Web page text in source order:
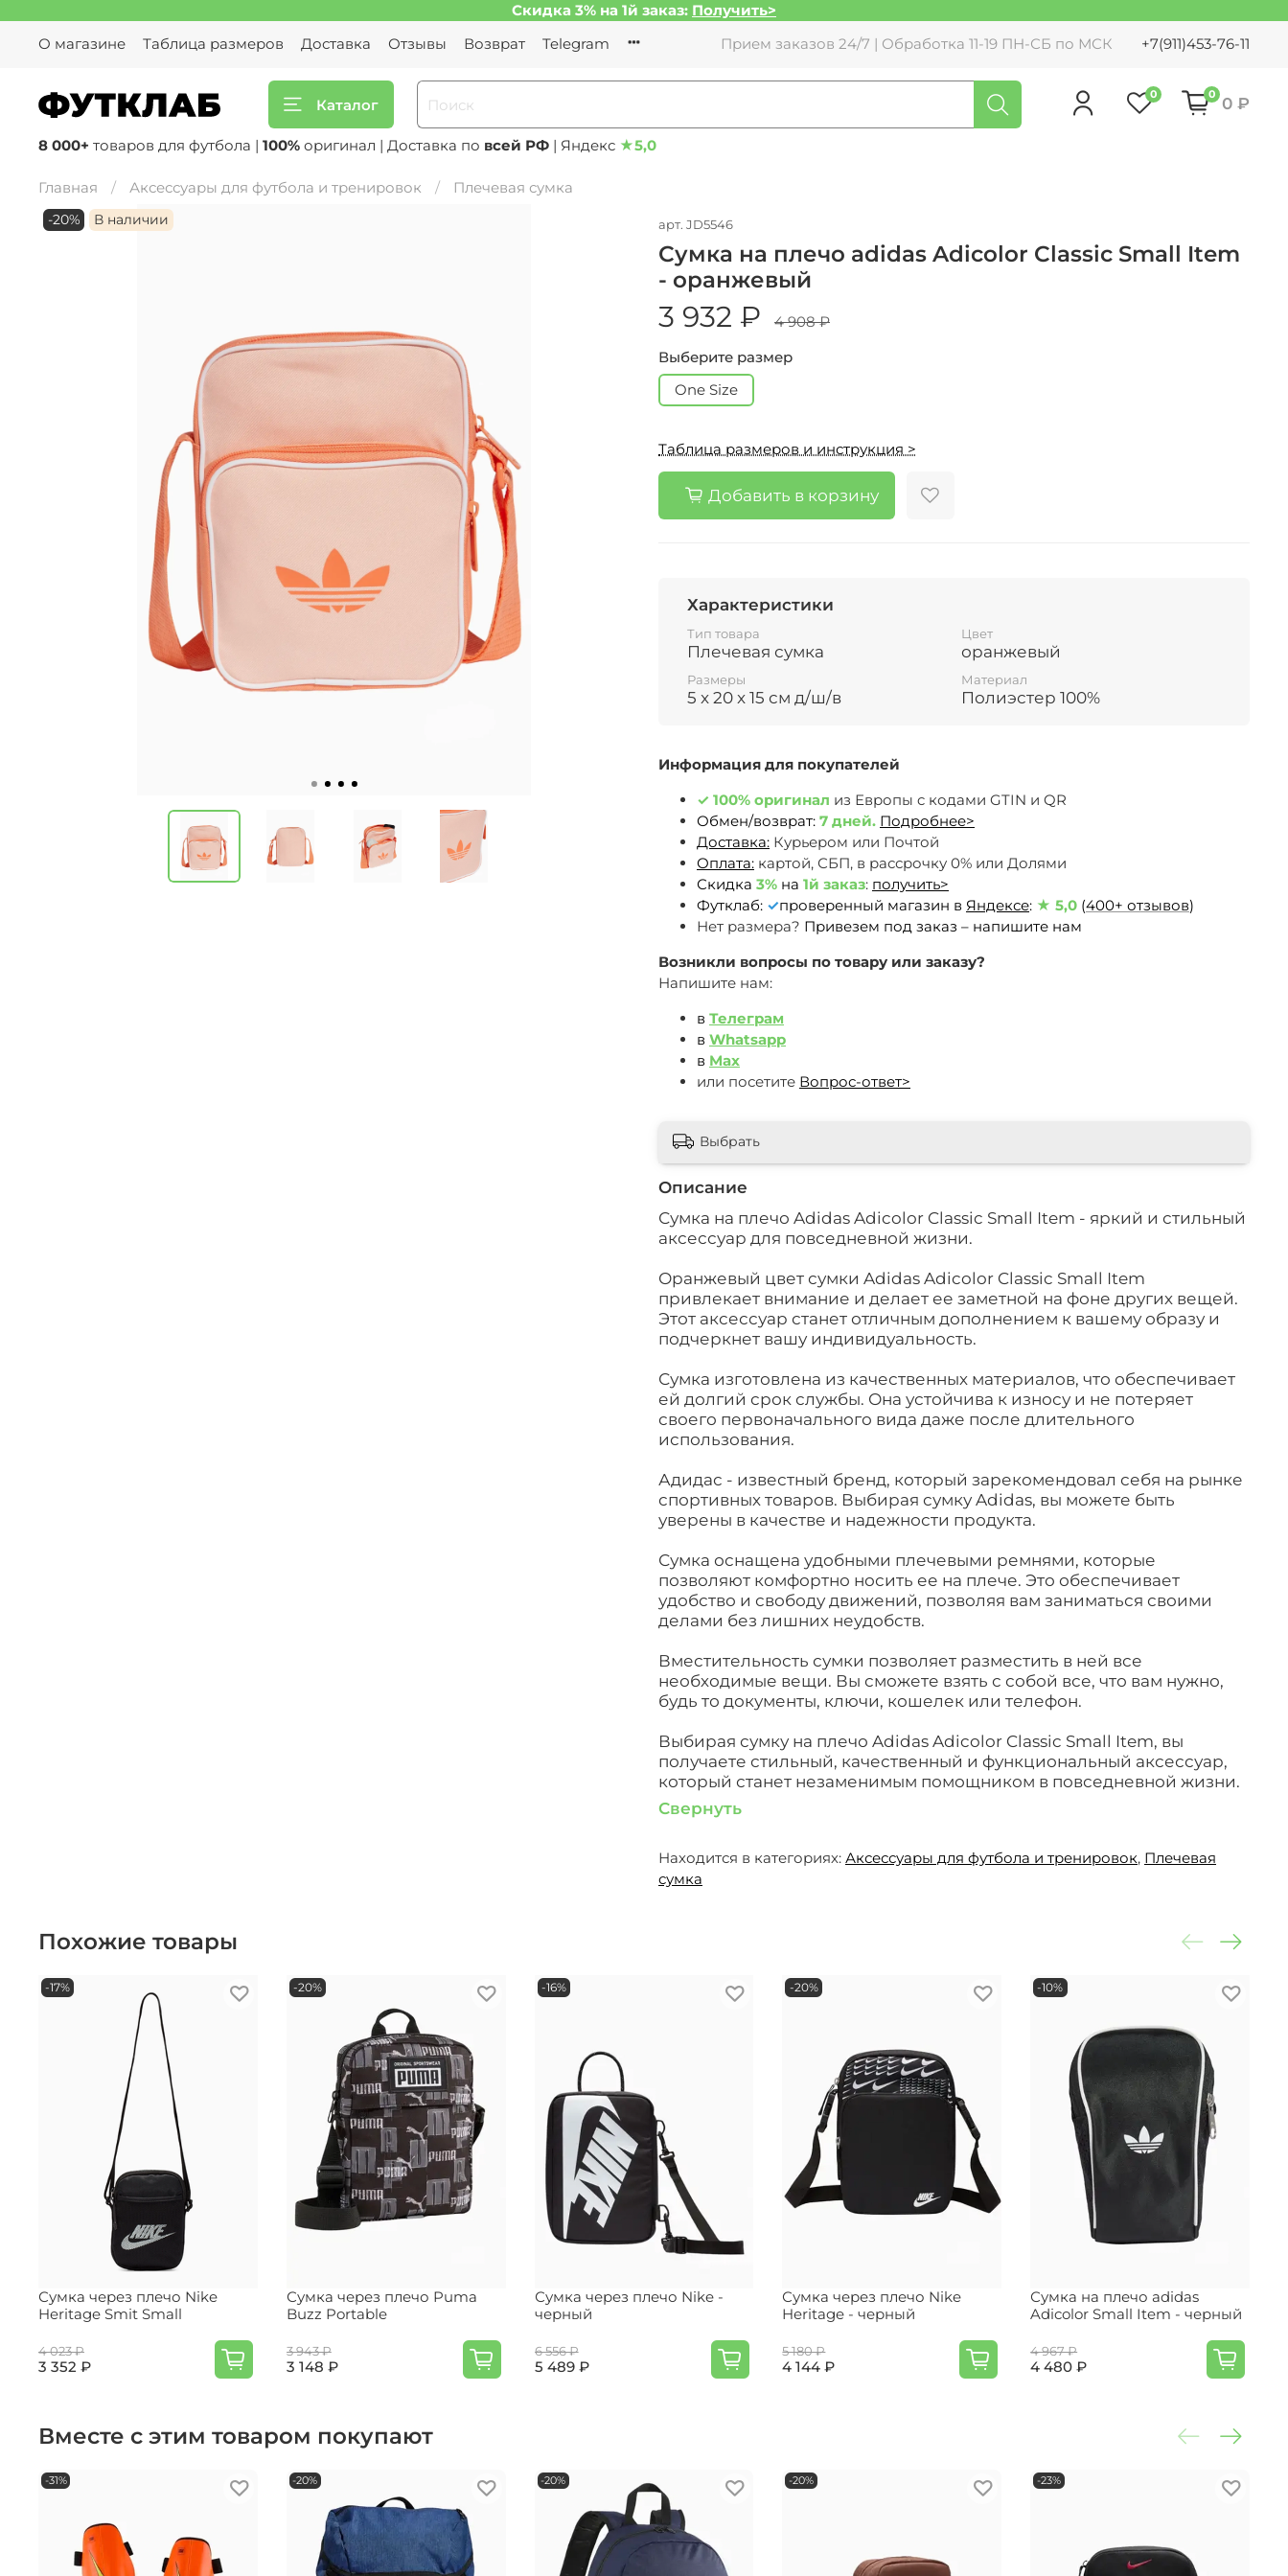
Скидка 3% на 1й заказ: Получить>
О магазине
Таблица размеров Доставка Отзывы Возврат Telegram Прием заказов 24/7 | Обработка 11-19 ПН-СБ по МСК +7(911)453-76-11
Каталог
0 0 0 ₽
8 000+ товаров для футбола | 100% оригинал | Доставка по всей РФ | Яндекс ★5,0
Главная Аксессуары для футбола и тренировок Плечевая сумка
-20% В наличии арт. JD5546
Сумка на плечо adidas Adicolor Classic Small Item
- оранжевый
3 932 ₽
4 908 ₽
Выберите размер
One Size
Таблица размеров и инструкция >
Добавить в корзину
Информация для покупателей
✓ 100% оригинал из Европы c кодами GTIN и QR
Обмен/возврат: 7 дней. Подробнее>
Доставка: Курьером или Почтой
Оплата: картой, СБП, в рассрочку 0% или Долями
Скидка 3% на 1й заказ: получить>
Футклаб: ✓проверенный магазин в Яндексе: ★ 5,0 (400+ отзывов)
Нет размера? Привезем под заказ – напишите нам
Возникли вопросы по товару или заказу?
Напишите нам:
в Телеграм
в Whatsapp
в Max
или посетите Вопрос-ответ>
Описание
Сумка на плечо Adidas Adicolor Classic Small Item - яркий и стильный
аксессуар для повседневной жизни.
Оранжевый цвет сумки Adidas Adicolor Classic Small Item
привлекает внимание и делает ее заметной на фоне других вещей.
Этот аксессуар станет отличным дополнением к вашему образу и
подчеркнет вашу индивидуальность.
Сумка изготовлена из качественных материалов, что обеспечивает
ей долгий срок службы. Она устойчива к износу и не потеряет
своего первоначального вида даже после длительного
использования.
Адидас - известный бренд, который зарекомендовал себя на рынке
спортивных товаров. Выбирая сумку Adidas, вы можете быть
уверены в качестве и надежности продукта.
Сумка оснащена удобными плечевыми ремнями, которые
позволяют комфортно носить ее на плече. Это обеспечивает
удобство и свободу движений, позволяя вам заниматься своими
делами без лишних неудобств.
Вместительность сумки позволяет разместить в ней все
необходимые вещи. Вы сможете взять с собой все, что вам нужно,
будь то документы, ключи, кошелек или телефон.
Выбирая сумку на плечо Adidas Adicolor Classic Small Item, вы
получаете стильный, качественный и функциональный аксессуар,
который станет незаменимым помощником в повседневной жизни.
Свернуть
Находится в категориях: Аксессуары для футбола и тренировок, Плечевая
сумка
Характеристики
Тип товара
Плечевая сумка
Цвет
оранжевый
Размеры
5 x 20 x 15 см д/ш/в
Материал
Полиэстер 100%
Выбрать
Похожие товары
-17%
Сумка через плечо Nike
Heritage Smit Small
4 023 ₽
3 352 ₽
-20%
Сумка через плечо Puma
Buzz Portable
3 943 ₽
3 148 ₽
-16%
Сумка через плечо Nike -
черный
6 556 ₽
5 489 ₽
-20%
Сумка через плечо Nike
Heritage - черный
5 180 ₽
4 144 ₽
-10%
Сумка на плечо adidas
Adicolor Small Item - черный
4 967 ₽
4 480 ₽
Вместе с этим товаром покупают
-31% -20% -20% -20% -23%